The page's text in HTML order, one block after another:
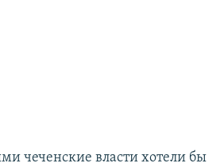
чеченские власти хотели бы